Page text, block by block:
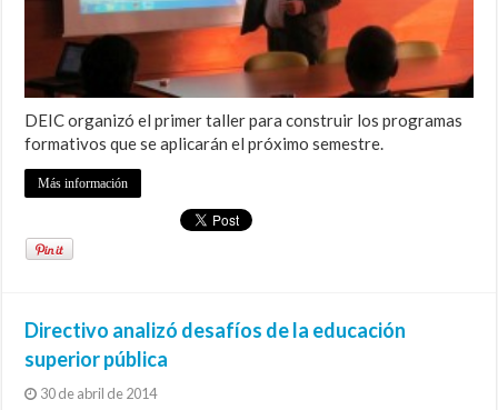
DEIC organizó el primer taller para construir los programas
formativos que se aplicarán el próximo semestre.
Más información
Directivo analizó desafíos de la educación
superior pública
30 de abril de 2014